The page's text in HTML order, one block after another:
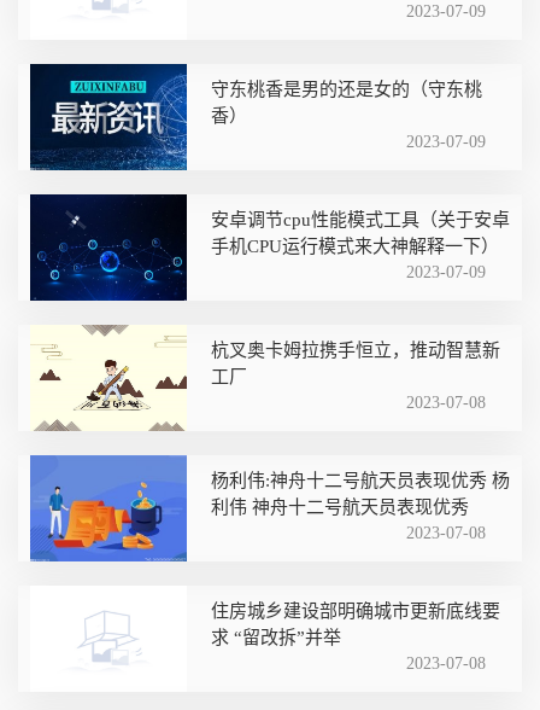
2023-07-09
守东桃香是男的还是女的（守东桃
香）
2023-07-09
安卓调节cpu性能模式工具（关于安卓
手机CPU运行模式来大神解释一下）
2023-07-09
杭叉奥卡姆拉携手恒立，推动智慧新
工厂
2023-07-08
杨利伟:神舟十二号航天员表现优秀 杨
利伟 神舟十二号航天员表现优秀
2023-07-08
住房城乡建设部明确城市更新底线要
求 “留改拆”并举
2023-07-08